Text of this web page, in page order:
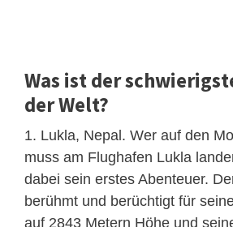
Was ist der
der Welt?
1. Lukla, Nepal. Wer auf den
muss am Flughafen Lukla
dabei sein erstes Abenteuer.
berühmt und berüchtigt für
auf 2843 Metern Höhe und